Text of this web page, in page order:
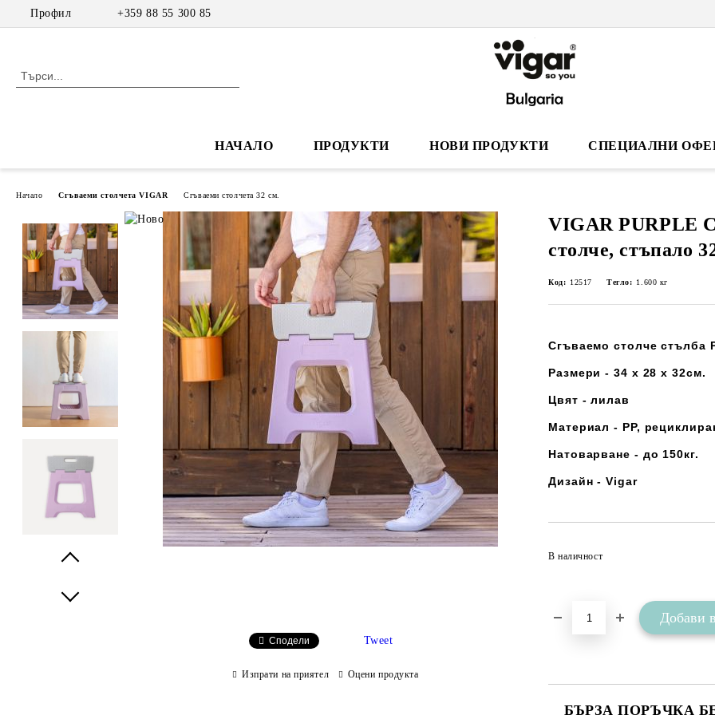
Профил +359 88 55 300 85
НАЧАЛО ПРОДУКТИ НОВИ ПРОДУКТИ СПЕЦИАЛНИ
Начало Сгъваеми столчета VIGAR Сгъваеми столчета 32 см.
VIGAR PURPLE
столче, стъпало
Код: 12517 Тегло: 1.600 кг
Сгъваемо столче стълба
Размери - 34 х 28 х 32см.
Цвят - лилав
Материал - РР,
Натоварване - до 150кг.
Дизайн - Vigar
В наличност
БЪРЗА ПОРЪЧКА
Сподели Tweet
Изпрати на приятел Оцени продукта